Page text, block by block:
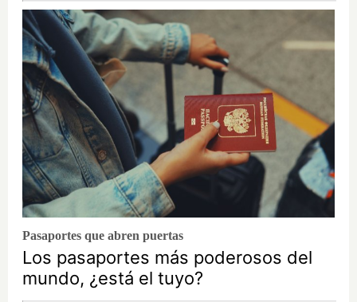
Pasaportes que abren puertas
Los pasaportes más poderosos del
mundo, ¿está el tuyo?